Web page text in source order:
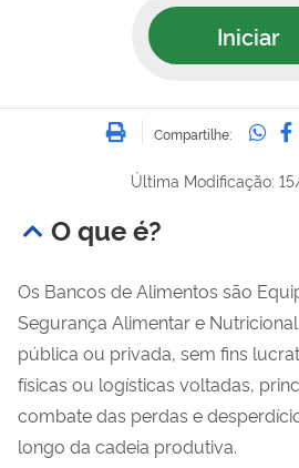
Iniciar
Imprimir
Compartilhe:
Última Modificação:
O que é?
Os Bancos de Alimentos são
Segurança Alimentar e
pública ou privada, sem fins
físicas ou logísticas voltadas,
combate das perdas e
longo da cadeia produtiva.